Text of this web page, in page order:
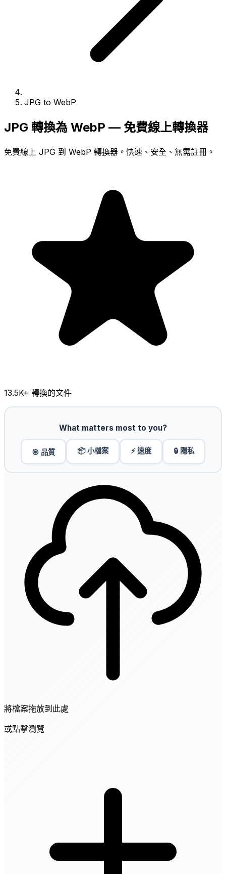
JPG to WebP
JPG 轉換為 WebP — 免費線上轉換器
免費線上 JPG 到 WebP 轉換器。快速、安全、無需註冊。
13.5K+ 轉換的文件
What matters most to you?
🎯 品質 📦 小檔案 ⚡ 速度 🔒 隱私
將檔案拖放到此處
或點擊瀏覽